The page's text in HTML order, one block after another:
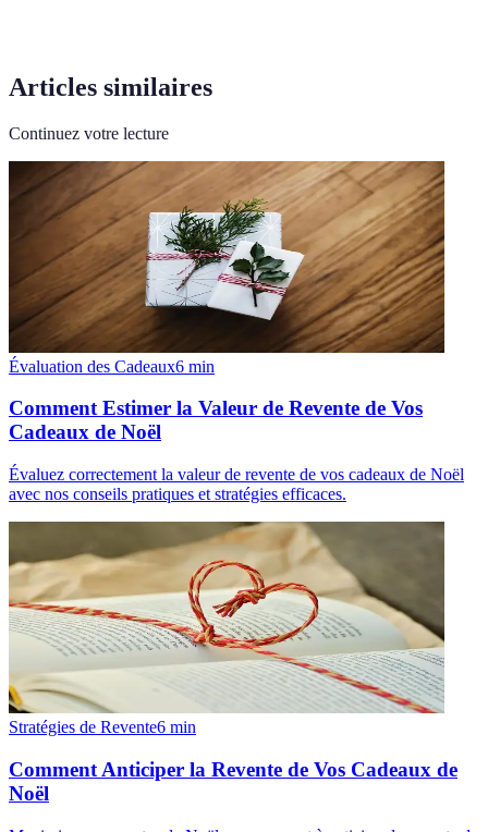
Articles similaires
Continuez votre lecture
Évaluation des Cadeaux6 min
Comment Estimer la Valeur de Revente de Vos
Cadeaux de Noël
Évaluez correctement la valeur de revente de vos cadeaux de Noël
avec nos conseils pratiques et stratégies efficaces.
Stratégies de Revente6 min
Comment Anticiper la Revente de Vos Cadeaux de
Noël